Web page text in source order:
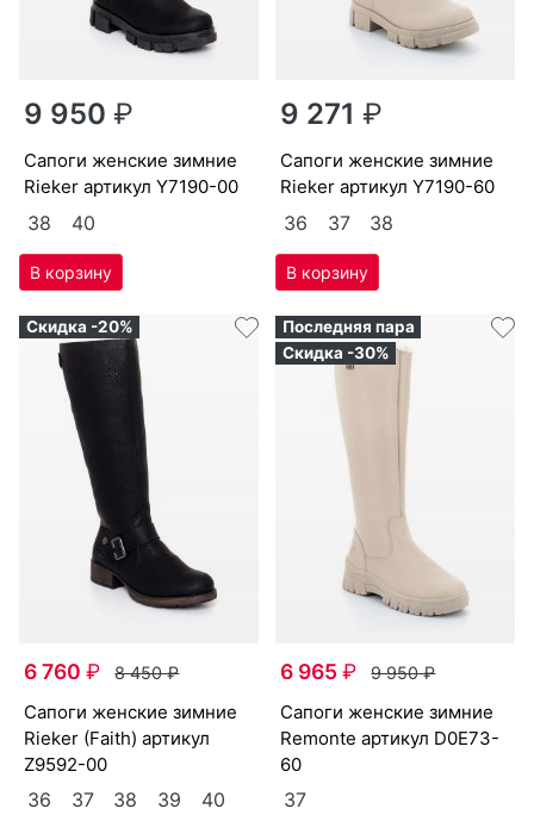
9 950₽
са­поги женс­кие зим­ние
Ri­eker артикулY7190-00
38 40
9 271₽
са­поги женс­кие зим­ние
Ri­eker артикулY7190-60
36 37 38
Скидка -20%
6 760₽ 8 450₽
са­поги женс­кие зим­ние
Ri­eker (Fa­ith) артикул
Z9592-00
36 37 38 39 40
Последняя пара
Скидка -30%
6 965₽ 9 950₽
са­поги женс­кие зим­ние
Re­mon­te артикул D0E73-
60
37